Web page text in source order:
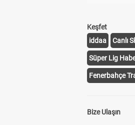
Keşfet
iddaa
Canlı
Süper Lig
Fenerbahçe
Bize Ulaşın